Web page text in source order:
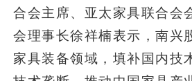
合会主席、亚太家具联合会
会理事长徐祥楠表示，南兴
家具装备领域，填补国内技